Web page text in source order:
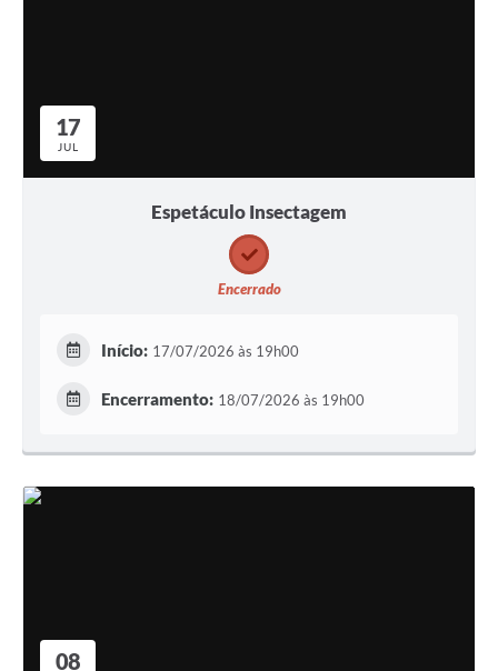
17
JUL
Espetáculo Insectagem
Encerrado
Início: 17/07/2026 às 19h00
Encerramento: 18/07/2026 às 19h00
08